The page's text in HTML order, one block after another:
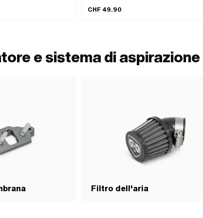
Numero OEM Pony: A2180 · Numero OEM Pony:
CHF 49.90
e sistema di aspirazione
Filtro dell'aria